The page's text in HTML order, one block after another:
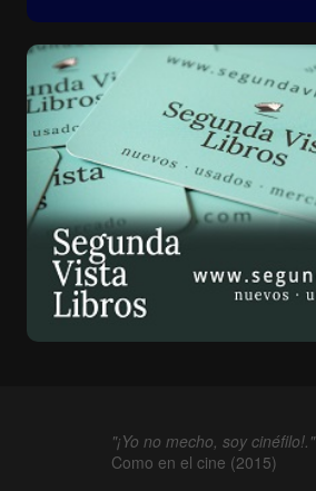
"¡Yo no mecho, soy cinéfilo!."
Como en el cine (2015)